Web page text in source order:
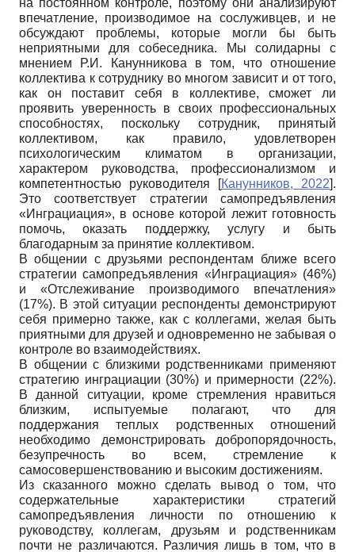
впечатление, производимое на сослуживцев, и не
обсуждают проблемы, которые могли бы быть
неприятными для собеседника. Мы солидарны с
мнением Р.И. Канунникова в том, что отношение
коллектива к сотруднику во многом зависит и от того,
как он поставит себя в коллективе, сможет ли
проявить уверенность в своих профессиональных
способностях, поскольку сотрудник, принятый
коллективом, как правило, удовлетворен
психологическим климатом в организации,
характером руководства, профессионализмом и
компетентностью руководителя
[Канунников, 2022].
Это соответствует стратегии самопредъявления
«Инграциация», в основе которой лежит готовность
помочь, оказать поддержку, услугу и быть
благодарным за принятие коллективом.
В общении с друзьями респондентам ближе всего
стратегии самопредъявления «Инграциация» (46%)
и «Отслеживание производимого впечатления»
(17%). В этой ситуации респонденты демонстрируют
себя примерно также, как с коллегами, желая быть
приятными для друзей и одновременно не забывая о
контроле во взаимодействиях.
В общении с близкими родственниками применяют
стратегию инграциации (30%) и примерности (22%).
В данной ситуации, кроме стремления нравиться
близким, испытуемые полагают, что для
поддержания теплых родственных отношений
необходимо демонстрировать добропорядочность,
безупречность во всем, стремление к
самосовершенствованию и высоким достижениям.
Из сказанного можно сделать вывод о том, что
содержательные характеристики стратегий
самопредъявления личности по отношению к
руководству, коллегам, друзьям и родственникам
почти не различаются. Различия лишь в том, что в